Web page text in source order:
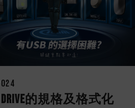
Drive的規格及格式化